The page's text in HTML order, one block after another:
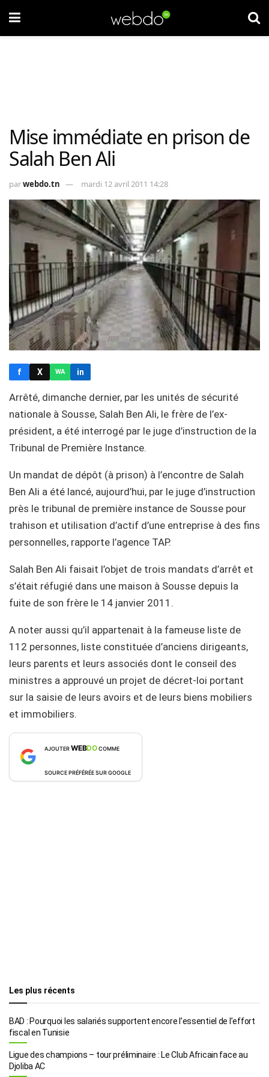
Mise immédiate en prison de
Salah Ben Ali
parwebdo.tn mardi 12 avril 2011 14:28
f X WA in
Arrêté, dimanche dernier, par les unités de sécurité
nationale à Sousse, Salah Ben Ali, le frère de l’ex-
président, a été interrogé par le juge d’instruction de la
Tribunal de Première Instance.
Un mandat de dépôt (à prison) à l’encontre de Salah
Ben Ali a été lancé, aujourd’hui, par le juge d’instruction
près le tribunal de première instance de Sousse pour
trahison et utilisation d’actif d’une entreprise à des fins
personnelles, rapporte l’agence TAP.
Salah Ben Ali faisait l’objet de trois mandats d’arrêt et
s’était réfugié dans une maison à Sousse depuis la
fuite de son frère le 14 janvier 2011.
A noter aussi qu’il appartenait à la fameuse liste de
112 personnes, liste constituée d’anciens dirigeants,
leurs parents et leurs associés dont le conseil des
ministres a approuvé un projet de décret-loi portant
sur la saisie de leurs avoirs et de leurs biens mobiliers
et immobiliers.
AJOUTERWEBDOCOMME
SOURCE PRÉFÉRÉE SUR GOOGLE
Les plus récents
BAD : Pourquoi les salariés supportent encore l’essentiel de l’effort
fiscal en Tunisie
Ligue des champions – tour préliminaire : Le Club Africain face au
Djoliba AC